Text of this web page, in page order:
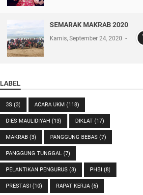
SEMARAK MAKRAB 2020
Kamis, September 24, 2020
LABEL
3S (3) ACARA UKM (118)
DIES MAULIDIYAH (13) DIKLAT (17)
MAKRAB (3) PANGGUNG BEBAS (7)
PANGGUNG TUNGGAL (7)
PELANTIKAN PENGURUS (3) PHBI (8)
PRESTASI (10) RAPAT KERJA (6)